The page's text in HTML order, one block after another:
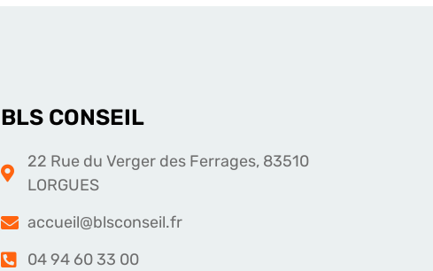
BLS CONSEIL
22 Rue du Verger des Ferrages, 83510
LORGUES
accueil@blsconseil.fr
04 94 60 33 00